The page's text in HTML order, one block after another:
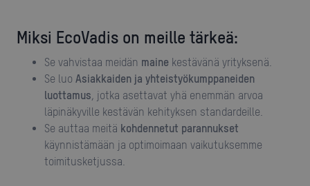
Miksi EcoVadis on meille tärkeä:
Se vahvistaa meidän maine kestävänä yrityksenä.
Se luo Asiakkaiden ja yhteistyökumppaneiden
luottamus, jotka asettavat yhä enemmän arvoa
läpinäkyville kestävän kehityksen standardeille.
Se auttaa meitä kohdennetut parannukset
käynnistämään ja optimoimaan vaikutuksemme
toimitusketjussa.